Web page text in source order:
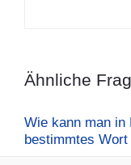
Ähnliche
Wie kann man in
bestimmtes Wort